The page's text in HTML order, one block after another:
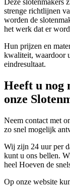
Deze slotenmakers
strenge richtlijnen
worden de
het werk dat er
Hun prijzen en
kwaliteit, waardoor
eindresultaat.
Heeft u nog
onze
Neem contact met
zo snel mogelijk
Wij zijn 24 uur per
kunt u ons bellen.
heel Hoeven de
Op onze website